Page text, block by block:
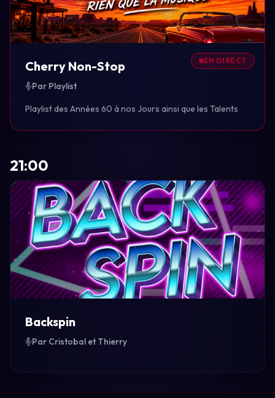
EN DIRECT
Cherry Non-Stop
Par Playlist
Playlist des Années 60 à nos Jours ainsi que les Talents
21:00
Backspin
Par Cristobal et Thierry